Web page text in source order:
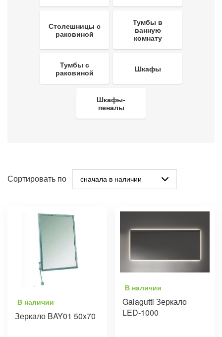
Столешницы с
раковиной
Тумбы в
ванную
комнату
Тумбы с
раковиной
Шкафы
Шкафы-
пеналы
Сортировать по
В наличии
Зеркало BAY01 50х70
В наличии
Galagutti Зеркало
LED-1000